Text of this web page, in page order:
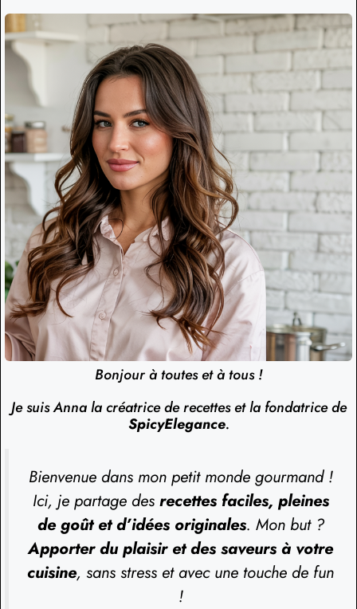
Bonjour à toutes et à tous !
Je suis Anna la créatrice de recettes et la fondatrice de
SpicyElegance.
Bienvenue dans mon petit monde gourmand !
Ici, je partage des recettes faciles, pleines
de goût et d’idées originales. Mon but ?
Apporter du plaisir et des saveurs à votre
cuisine, sans stress et avec une touche de fun
!